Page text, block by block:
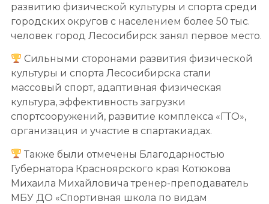
развитию физической культуры и спорта среди
городских округов с населением более 50 тыс.
человек город Лесосибирск занял первое место.
Сильными сторонами развития физической
культуры и спорта Лесосибирска стали
массовый спорт, адаптивная физическая
культура, эффективность загрузки
спортсооружений, развитие комплекса «ГТО»,
организация и участие в спартакиадах.
Также были отмечены Благодарностью
Губернатора Красноярского края Котюкова
Михаила Михайловича тренер-преподаватель
МБУ ДО «Спортивная школа по видам